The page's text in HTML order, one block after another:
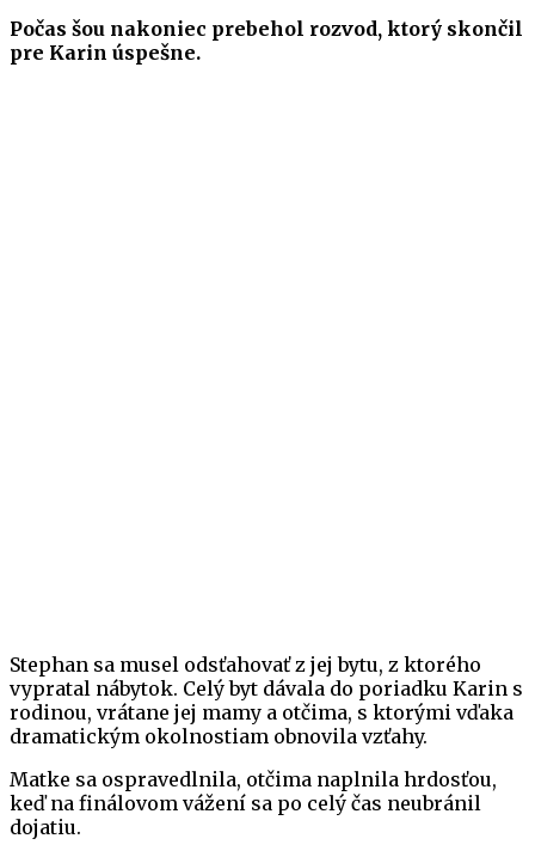
Počas šou nakoniec prebehol rozvod, ktorý skončil
pre Karin úspešne.
Stephan sa musel odsťahovať z jej bytu, z ktorého
vypratal nábytok. Celý byt dávala do poriadku Karin s
rodinou, vrátane jej mamy a otčima, s ktorými vďaka
dramatickým okolnostiam obnovila vzťahy.
Matke sa ospravedlnila, otčima naplnila hrdosťou,
keď na finálovom vážení sa po celý čas neubránil
dojatiu.